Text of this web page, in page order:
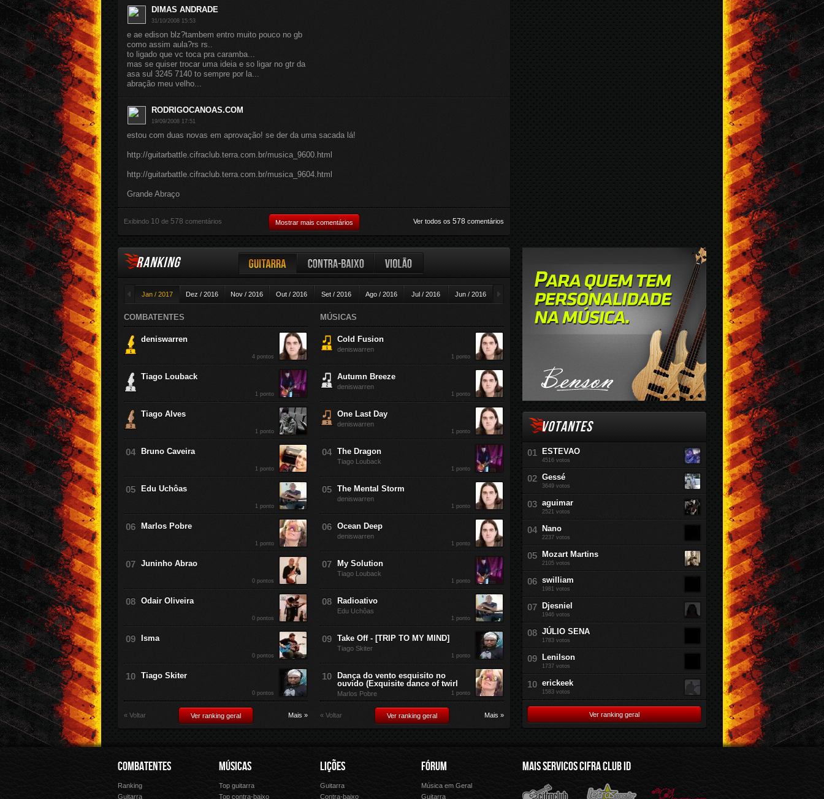
DIMAS ANDRADE
31/10/2008 15:53
e ae edison blz?tambem entro muito pouco no gb
como assim aula?rs rs..
to ligado que vc toca pra caramba...
mas se quiser trocar uma ideia e so ligar no gtr da
asa sul 3245 7140 to sempre por la...
abração meu velho...
RODRIGOCANOAS.COM
19/09/2008 17:51
estou com duas novas em aprovação! se der da uma sacada lá!
http://guitarbattle.cifraclub.terra.com.br/musica_9600.html
http://guitarbattle.cifraclub.terra.com.br/musica_9604.html
Grande Abraço
Exibindo 10 de 578 comentários Mostrar mais comentários Ver todos os 578 comentários
RANKING
◄
Jan / 2017 Dez / 2016 Nov / 2016 Out / 2016 Set / 2016 Ago / 2016 Jul / 2016 Jun / 2016 Abr / 2016 Mar / 2016 Fev / 2016
Guitarra Contra-baixo Violão
COMBATENTES
deniswarren
4 pontos
Tiago Louback
1 ponto
Tiago Alves
1 ponto
Bruno Caveira
1 ponto
Edu Uchôas
1 ponto
Marlos Pobre
1 ponto
Juninho Abrao
0 pontos
Odair Oliveira
0 pontos
Isma
0 pontos
Tiago Skiter
0 pontos
« Voltar Ver ranking geral Mais »
MÚSICAS
Cold Fusion
deniswarren
1 ponto
Autumn Breeze
deniswarren
1 ponto
One Last Day
deniswarren
1 ponto
The Dragon
Tiago Louback
1 ponto
The Mental Storm
deniswarren
1 ponto
Ocean Deep
deniswarren
1 ponto
My Solution
Tiago Louback
1 ponto
Radioativo
Edu Uchôas
1 ponto
Take Off - [TRIP TO MY MIND]
Tiago Skiter
1 ponto
Dança do vento esquisito no
ouvido (Exquisite dance of twirl
Marlos Pobre 1 ponto
« Voltar Ver ranking geral Mais »
VOTANTES
ESTEVAO
4516 votos
Gessé
3649 votos
aguimar
2521 votos
Nano
2237 votos
Mozart Martins
2105 votos
swilliam
1981 votos
Djesniel
1946 votos
JÚLIO SENA
1783 votos
Lenilson
1737 votos
erickeek
1583 votos
Ver ranking geral
COMBATENTES
Ranking
Guitarra
MÚSICAS
Top guitarra
Top contra-baixo
LIÇÕES
Guitarra
Contra-baixo
FÓRUM
Música em Geral
Guitarra
MAIS SERVICOS CIFRA CLUB ID
Cifra Club Letras.mus.br Audioware